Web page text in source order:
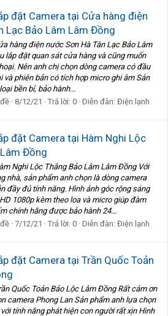
đặt Camera tại Cửa hàng điện
Lạc Bảo Lâm Lâm Đồng
hàng điện nước Sơn Hà Tân Lạc Bảo Lâm
lắp đặt quan sát cửa hàng và cũng muốn
Nên anh chị chọn dòng camera có đầu
và phiên bản có tích hợp micro ghi âm Sản
bền bỉ, bảo hành...
8/12/21 Trả lời: 0 Diễn đàn: Điện lạnh
đặt Camera tại Hàm Nghi Lộc
Đồng
Nghi Lộc Thắng Bảo Lâm Lâm Đồng Với
nhà, sản phẩm anh chọn là dòng camera
đầy đủ tính năng. Hình ảnh góc rộng sáng
1080p kèm theo loa và micro giúp đàm
chính hãng được bảo hành 24...
7/12/21 Trả lời: 0 Diễn đàn: Điện lạnh
đặt Camera tại Trần Quốc Toản
Quốc Toản Bảo Lộc Lâm Đồng Rất cảm ơn
camera Phong Lan Sản phẩm anh lựa chọn
tính năng phát hiện con người rất xịn Hình